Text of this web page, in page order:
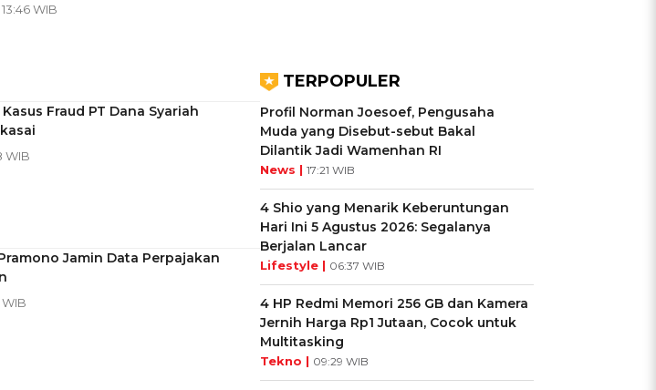
WIB
Fraud PT Dana Syariah
WIB
Jamin Data Perpajakan
WIB
TERPOPULER
Profil Norman Joesoef, Pengusaha
Muda yang Disebut-sebut Bakal
Dilantik Jadi Wamenhan RI
News | 17:21 WIB
4 Shio yang Menarik Keberuntungan
Hari Ini 5 Agustus 2026: Segalanya
Berjalan Lancar
Lifestyle | 06:37 WIB
4 HP Redmi Memori 256 GB dan Kamera
Jernih Harga Rp1 Jutaan, Cocok untuk
Multitasking
Tekno | 09:29 WIB